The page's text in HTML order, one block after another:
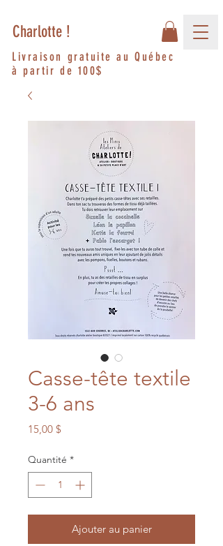
Charlotte !
Livraison gratuite au Québec
à partir de 100$
Casse-tête textile
3-6 ans
15,00 $
Quantité *
Ajouter au panier